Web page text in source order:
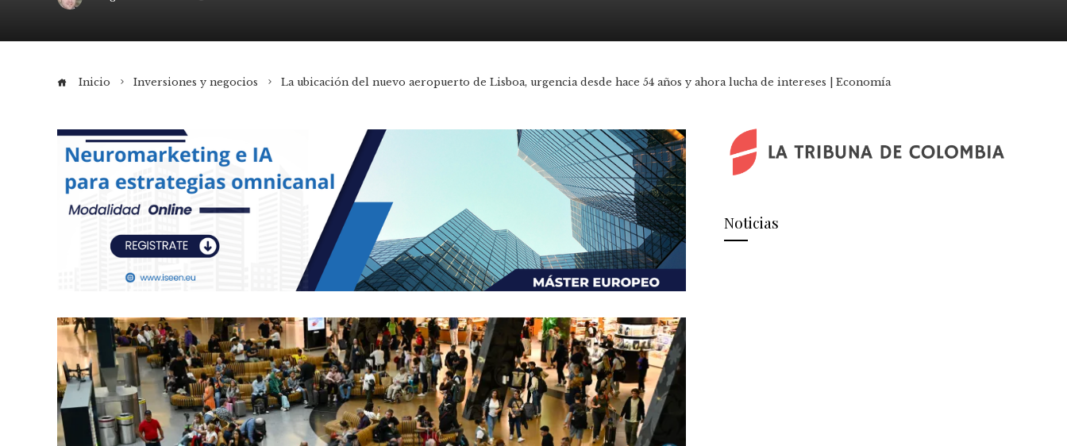
Inicio Inversiones y negocios La ubicación del nuevo aeropuerto de Lisboa, urgencia desde hace 54 años y ahora lucha de intereses | Economía
Noticias